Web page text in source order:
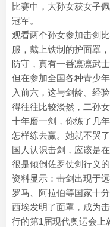
比赛中，大孙女获女子
冠军。
观看两个孙女参加击剑
服，戴上铁制的护面罩
防守，真有一番凛凛武士
但在参加全国各种青少
入前六，这与剑龄、经
得往往比较淡然，二孙
十年磨一剑，你练了几
怎样练去赢。她就不哭
国人认识击剑，应该是
很是倾倒佐罗仗剑行义
资料显示：击剑出现于
罗马、阿拉伯等国家十
西埃发明了面罩，成为
行的第1届现代奥运会上